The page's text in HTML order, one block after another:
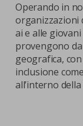
Operando in
organizzazioni
ai e alle
provengono
geografica,
inclusione
all’interno